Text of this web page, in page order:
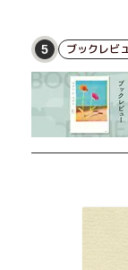
5 ブックレビ